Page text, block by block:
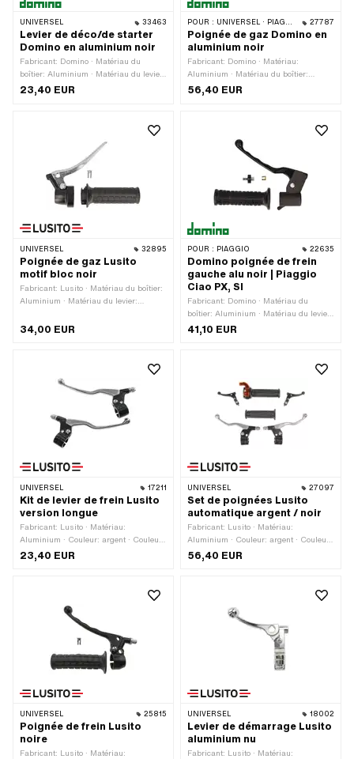
UNIVERSEL 33463
Levier de déco/de starter
Domino en aluminium noir
Fabricant: Domino · Matériau du
boîtier: Aluminium · Matériau du levier:
Plastique · Surface: anodisé · Couleur:
Nombre de points de fixation: 1 pcs · Ø
23,40 EUR
POUR : UNIVERSEL · PIAGGIO 27787
Poignée de gaz Domino en
aluminium noir
Fabricant: Domino · Matériau:
Aluminium · Matériau du boîtier:
Aluminium · Matériau du levier: Tôle
poudre · Longueur totale: 160 mm · Ø
intérieur: 22 mm · Nombre de
composants: 2 pcs
56,40 EUR
UNIVERSEL 32895
Poignée de gaz Lusito
motif bloc noir
Fabricant: Lusito · Matériau du boîtier:
Aluminium · Matériau du levier:
argent · Couleur: noir · Ø intérieur: 22
mm · Longueur totale: 160 mm
34,00 EUR
POUR : PIAGGIO 22635
Domino poignée de frein
gauche alu noir | Piaggio
Ciao PX, SI
Fabricant: Domino · Matériau du
boîtier: Aluminium · Matériau du levier:
Aluminium · Surface: verni · Couleur:
noir
41,10 EUR
UNIVERSEL 17211
Kit de levier de frein Lusito
version longue
Fabricant: Lusito · Matériau:
Aluminium · Couleur: argent · Couleur:
noir · Longueur totale: 175 mm
23,40 EUR
UNIVERSEL 27097
Set de poignées Lusito
automatique argent / noir
Fabricant: Lusito · Matériau:
Aluminium · Couleur: argent · Couleur:
noir · Couleur: orange · Ø intérieur: 22
mm · Nombre de composants: 6 pcs
56,40 EUR
UNIVERSEL 25815
Poignée de frein Lusito
noire
Fabricant: Lusito · Matériau:
UNIVERSEL 18002
Levier de démarrage Lusito
aluminium nu
Fabricant: Lusito · Matériau: